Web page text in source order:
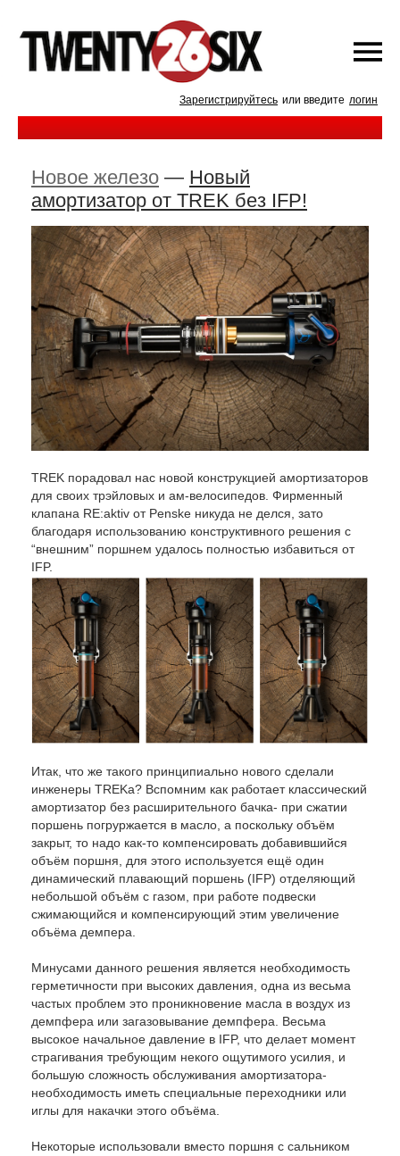
Зарегистрируйтесь или введите логин
Новое железо — Новый
амортизатор от TREK без IFP!
TREK порадовал нас новой конструкцией амортизаторов
для своих трэйловых и ам-велосипедов. Фирменный
клапана RE:aktiv от Penske никуда не делся, зато
благодаря использованию конструктивного решения с
“внешним” поршнем удалось полностью избавиться от
IFP.
Итак, что же такого принципиально нового сделали
инженеры TREKа? Вспомним как работает классический
амортизатор без расширительного бачка- при сжатии
поршень погруржается в масло, а поскольку объём
закрыт, то надо как-то компенсировать добавившийся
объём поршня, для этого используется ещё один
динамический плавающий поршень (IFP) отделяющий
небольшой объём с газом, при работе подвески
сжимающийся и компенсирующий этим увеличение
объёма демпера.
Минусами данного решения является необходимость
герметичности при высоких давления, одна из весьма
частых проблем это проникновение масла в воздух из
демпфера или загазовывание демпфера. Весьма
высокое начальное давление в IFP, что делает момент
страгивания требующим некого ощутимого усилия, и
большую сложность обслуживания амортизатора-
необходимость иметь специальные переходники или
иглы для накачки этого объёма.
Некоторые использовали вместо поршня с сальником